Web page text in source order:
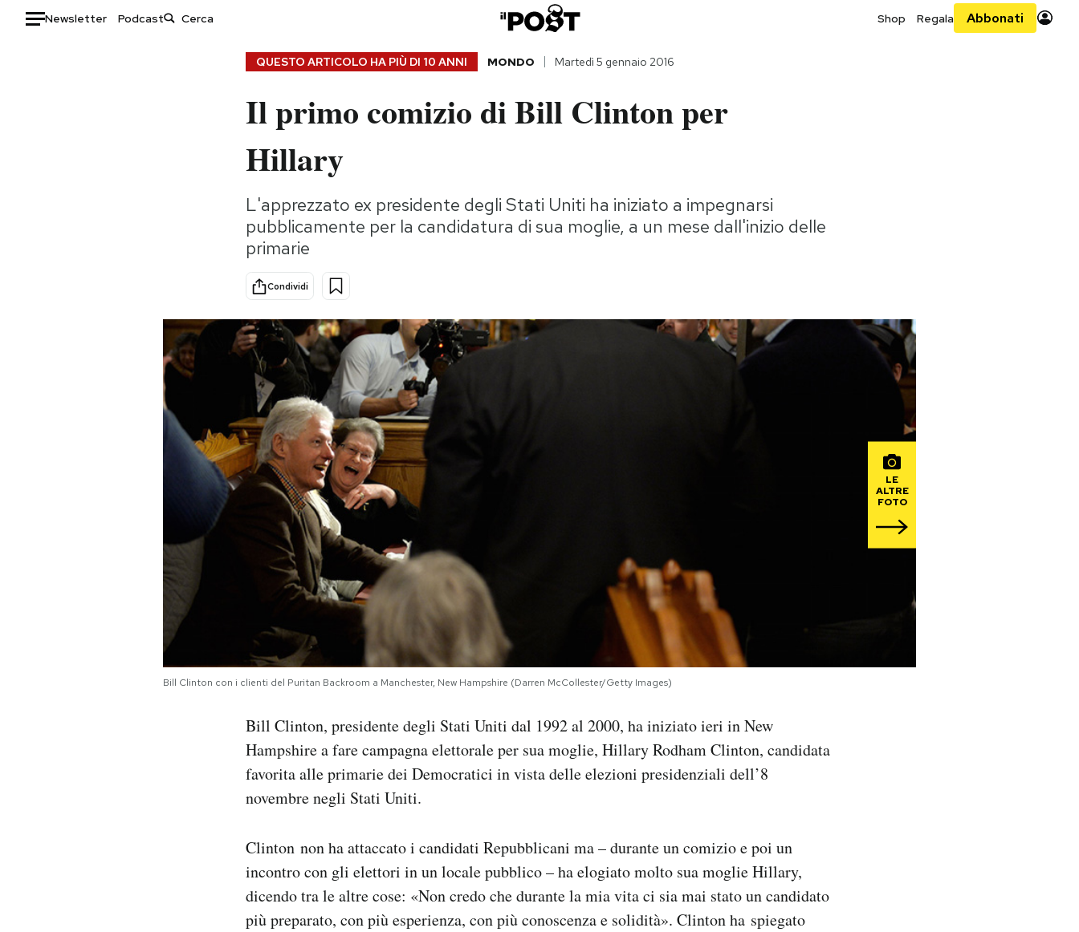
Newsletter Podcast Shop Regala Abbonati
Ok Boomer!
Altrecose
Mondiali calcio 2026
AREA PERSONALE
QUESTO ARTICOLO HA PIÙ DI 10 ANNI MONDO Martedì 5 gennaio 2016
Il primo comizio di Bill Clinton per
Hillary
L'apprezzato ex presidente degli Stati Uniti ha iniziato a impegnarsi
pubblicamente per la candidatura di sua moglie, a un mese dall'inizio delle
primarie
Condividi
LE
ALTRE
FOTO
Bill Clinton con i clienti del Puritan Backroom a Manchester, New Hampshire (Darren McCollester/Getty Images)
Bill Clinton, presidente degli Stati Uniti dal 1992 al 2000, ha iniziato ieri in New
Hampshire a fare campagna elettorale per sua moglie, Hillary Rodham Clinton, candidata
favorita alle primarie dei Democratici in vista delle elezioni presidenziali dell’8
novembre negli Stati Uniti.
Clinton non ha attaccato i candidati Repubblicani ma – durante un comizio e poi un
incontro con gli elettori in un locale pubblico – ha elogiato molto sua moglie Hillary,
dicendo tra le altre cose: «Non credo che durante la mia vita ci sia mai stato un candidato
più preparato, con più esperienza, con più conoscenza e solidità». Clinton ha spiegato